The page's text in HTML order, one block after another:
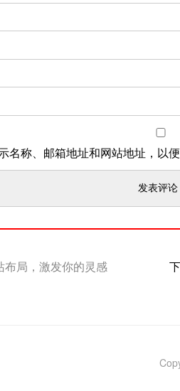
名称、邮箱地址和网站地址，以便
局，激发你的灵感